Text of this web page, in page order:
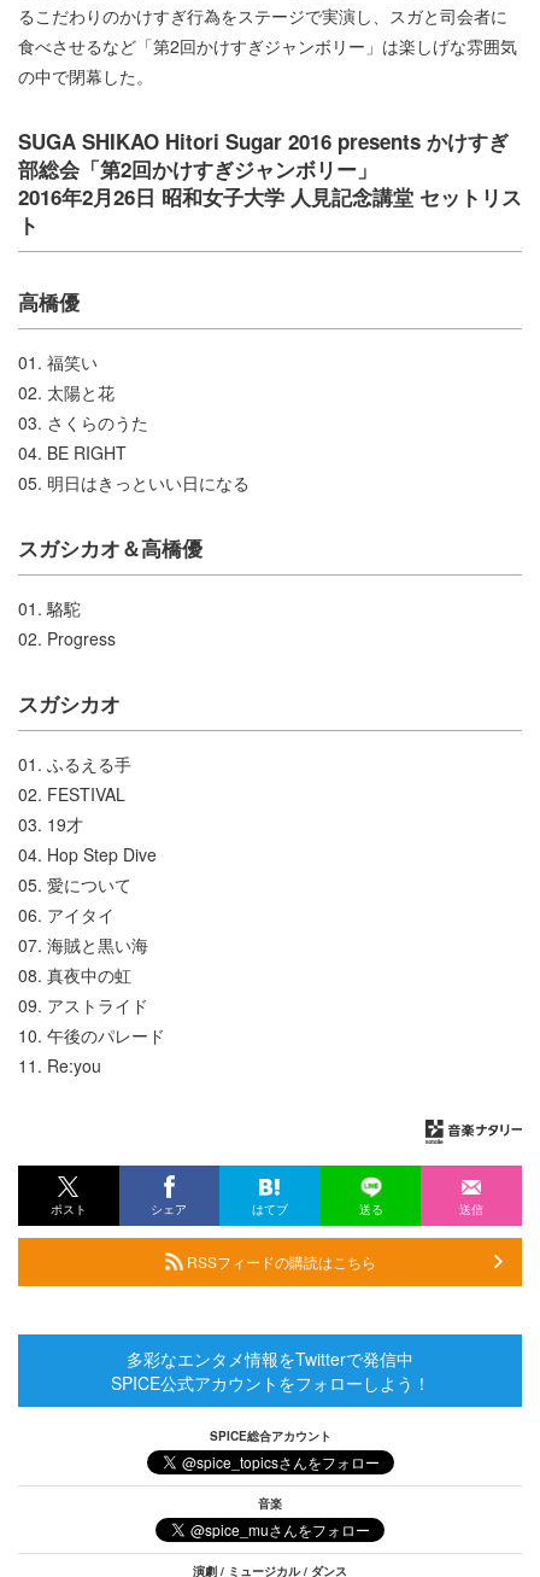
るこだわりのかけすぎ行為をステージで実演し、スガと司会者に
食べさせるなど「第2回かけすぎジャンボリー」は楽しげな雰囲気
の中で閉幕した。
SUGA SHIKAO Hitori Sugar 2016 presents かけすぎ
部総会「第2回かけすぎジャンボリー」
2016年2月26日 昭和女子大学 人見記念講堂 セットリス
ト
高橋優
01. 福笑い
02. 太陽と花
03. さくらのうた
04. BE RIGHT
05. 明日はきっといい日になる
スガシカオ＆高橋優
01. 駱駝
02. Progress
スガシカオ
01. ふるえる手
02. FESTIVAL
03. 19才
04. Hop Step Dive
05. 愛について
06. アイタイ
07. 海賊と黒い海
08. 真夜中の虹
09. アストライド
10. 午後のパレード
11. Re:you
ポスト シェア はてブ 送る 送信
RSSフィードの購読はこちら
多彩なエンタメ情報をTwitterで発信中
SPICE公式アカウントをフォローしよう！
SPICE総合アカウント
音楽
演劇 / ミュージカル / ダンス